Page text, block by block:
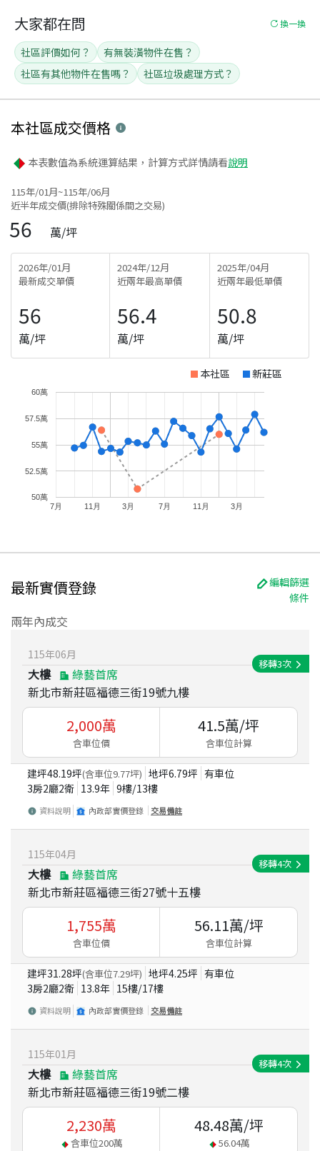
大家都在問 換一換
社區評價如何？
有無裝潢物件在售？
社區有其他物件在售嗎？
社區垃圾處理方式？
本社區成交價格
本表數值為系統運算結果，計算方式詳情請看說明
115年/01月~115年/06月
近半年成交價(排除特殊關係間之交易)
56 萬/坪
2026年/01月
最新成交單價
56
萬/坪
2024年/12月
近兩年最高單價
56.4
萬/坪
2025年/04月
近兩年最低單價
50.8
萬/坪
本社區 新莊區
7月 11月 3月 7月 11月 3月
50萬
52.5萬
55萬
57.5萬
60萬
最新實價登錄
編輯篩選
條件
兩年內成交
115年06月
大樓
綠藝首席
新北市新莊區福德三街19號九樓
移轉3次
2,000萬
含車位價
41.5萬/坪
含車位計算
建坪48.19坪(含車位9.77坪) 地坪6.79坪 有車位
3房2廳2衛 13.9年 9樓/13樓
資料說明 內政部實價登錄 交易備註
115年04月
大樓
綠藝首席
新北市新莊區福德三街27號十五樓
移轉4次
1,755萬
含車位價
56.11萬/坪
含車位計算
建坪31.28坪(含車位7.29坪) 地坪4.25坪 有車位
3房2廳2衛 13.8年 15樓/17樓
資料說明 內政部實價登錄 交易備註
115年01 月
大樓
綠藝首席
新北市新莊區福德三街19號二樓
移轉4次
2,230萬
含車位200萬
48.48萬/坪
56.04萬